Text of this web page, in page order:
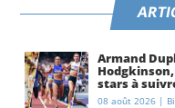
Armand
stars à
à
08 août 2026 |